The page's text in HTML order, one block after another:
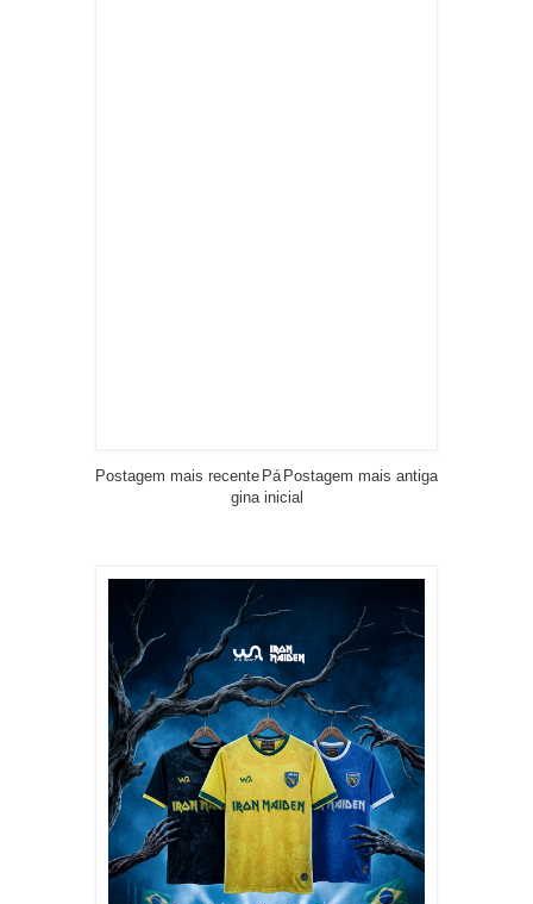
Postagem mais recente Postagem mais antiga
Pá
gina inicial